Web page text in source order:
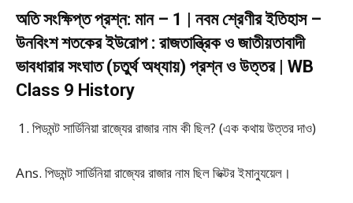
অতি সংক্ষিপ্ত প্রশ্ন: মান – 1 | নবম শ্রেণীর ইতিহাস –
উনবিংশ শতকের ইউরোপ : রাজতান্ত্রিক ও জাতীয়তাবাদী
ভাবধারার সংঘাত (চতুর্থ অধ্যায়) প্রশ্ন ও উত্তর | WB
Class 9 History
পিডমন্ট সার্ডিনিয়া রাজ্যের রাজার নাম কী ছিল? (এক কথায় উত্তর দাও)
Ans. পিডমন্ট সার্ডিনিয়া রাজ্যের রাজার নাম ছিল ভিক্টর ইমান্যুয়েল।